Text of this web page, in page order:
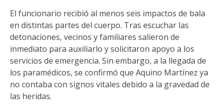
El funcionario recibió al menos seis impactos de bala
en distintas partes del cuerpo. Tras escuchar las
detonaciones, vecinos y familiares salieron de
inmediato para auxiliarlo y solicitaron apoyo a los
servicios de emergencia. Sin embargo, a la llegada de
los paramédicos, se confirmó que Aquino Martínez ya
no contaba con signos vitales debido a la gravedad de
las heridas.